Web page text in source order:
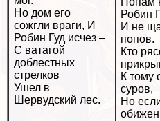
Но дом его
сожгли враги, И
Робин Гуд исчез –
С ватагой
доблестных
стрелков
Ушел в
Шервудский лес.
Робин
И не
попов.
Кто
К тому
суров,
Но